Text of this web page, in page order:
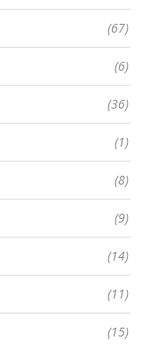
(67)
(6)
(36)
(1)
(8)
(9)
(14)
(11)
(15)